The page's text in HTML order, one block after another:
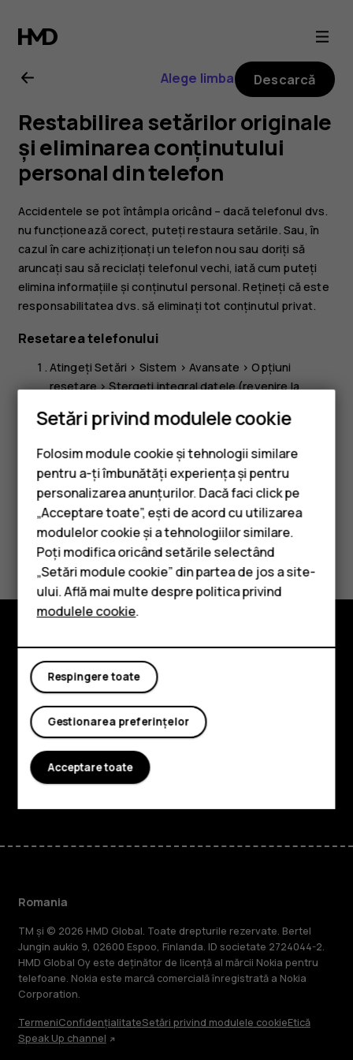
Ghid
de
utilizare
Nokia
6.2
Smartphone-uri
Telefoane clasice
Accesorii
Tablete
Alege limba Descarcă
Restabilirea setărilor originale
și eliminarea conținutului
personal din telefon
Accidentele se pot întâmpla oricând – dacă telefonul dvs.
nu funcționează corect, puteți restaura setările. Sau, în
cazul în care achiziționați un telefon nou sau doriți să
aruncați sau să reciclați telefonul vechi, iată cum puteți
elimina informațiile și conținutul personal. Rețineți că este
responsabilitatea dvs. să eliminați tot conținutul privat.
Resetarea telefonului
AtingețiSetări > Sistem > Avansate >Opțiuni
resetare>Ștergeți integral datele (revenire la
Urmați instrucțiunile afișate pe telefon.
Considerați utile aceste informații?
Da Nu
Despre
Planet and people
Asistență
FacebookInstagram
TiktokYoutube
Romania
TM și © 2026 HMD Global. Toate drepturile rezervate. Bertel
Jungin aukio 9, 02600 Espoo, Finlanda. ID societate 2724044-2.
HMD Global Oy este deținător de licență al mărcii Nokia pentru
telefoane. Nokia este marcă comercială înregistrată a Nokia
Corporation.
TermeniConfidențialitateSetări privind modulele cookieEtică
Speak Up channel
Setări privind modulele cookie
Folosim module cookie și tehnologii similare
pentru a-ți îmbunătăți experiența și pentru
personalizarea anunțurilor. Dacă faci click pe
„Acceptare toate”, ești de acord cu utilizarea
modulelor cookie și a tehnologiilor similare.
Poți modifica oricând setările selectând
„Setări module cookie” din partea de jos a site-
ului. Află mai multe despre politica privind
modulele cookie.
Respingere toate
Gestionarea preferințelor
Acceptare toate